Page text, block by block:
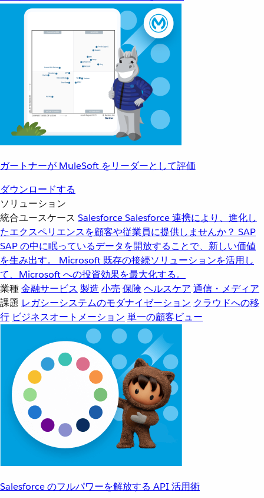
ガートナーが MuleSoft をリーダーとして評価
ダウンロードする
ソリューション
統合ユースケース SalesforceSalesforce 連携により、進化し
たエクスペリエンスを顧客や従業員に提供しませんか？ SAP
SAP の中に眠っているデータを開放することで、新しい価値
を生み出す。
Microsoft 既存の接続ソリューションを活用し
て、Microsoft への投資効果を最大化する。
業種金融サービス 製造 小売 保険 ヘルスケア 通信・メディア
課題 レガシーシステムのモダナイゼーション クラウドへの移
行 ビジネスオートメーション 単一の顧客ビュー
Salesforce のフルパワーを解放する API 活用術